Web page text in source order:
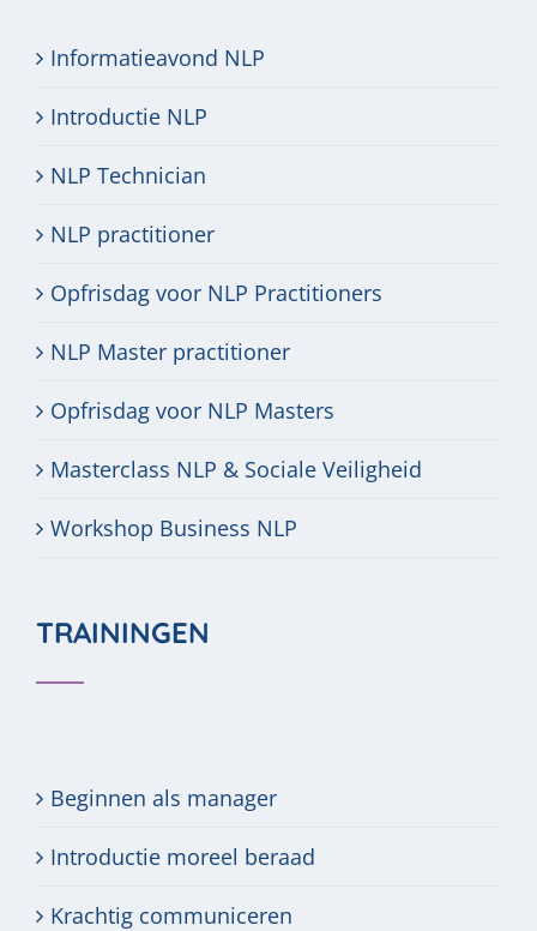
Informatieavond NLP
Introductie NLP
NLP Technician
NLP practitioner
Opfrisdag voor NLP Practitioners
NLP Master practitioner
Opfrisdag voor NLP Masters
Masterclass NLP & Sociale Veiligheid
Workshop Business NLP
TRAININGEN
Beginnen als manager
Introductie moreel beraad
Krachtig communiceren